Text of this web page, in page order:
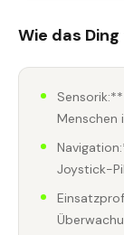
Wie das
Menschen
Joystick-